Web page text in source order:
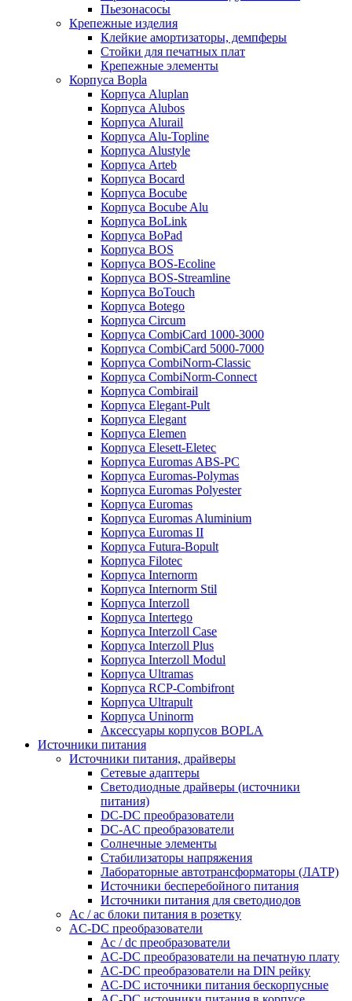
Пьезонасосы
Крепежные изделия
Клейкие амортизаторы, демпферы
Стойки для печатных плат
Крепежные элементы
Корпуса Bopla
Корпуса Aluplan
Корпуса Alubos
Корпуса Alurail
Корпуса Alu-Topline
Корпуса Alustyle
Корпуса Arteb
Корпуса Bocard
Корпуса Bocube
Корпуса Bocube Alu
Корпуса BoLink
Корпуса BoPad
Корпуса BOS
Корпуса BOS-Ecoline
Корпуса BOS-Streamline
Корпуса BoTouch
Корпуса Botego
Корпуса Circum
Корпуса CombiCard 1000-3000
Корпуса CombiCard 5000-7000
Корпуса CombiNorm-Classic
Корпуса CombiNorm-Connect
Корпуса Combirail
Корпуса Elegant-Pult
Корпуса Elegant
Корпуса Elemen
Корпуса Elesett-Eletec
Корпуса Euromas ABS-PC
Корпуса Euromas-Polymas
Корпуса Euromas Polyester
Корпуса Euromas
Корпуса Euromas Aluminium
Корпуса Euromas II
Корпуса Futura-Bopult
Корпуса Filotec
Корпуса Internorm
Корпуса Internorm Stil
Корпуса Interzoll
Корпуса Intertego
Корпуса Interzoll Case
Корпуса Interzoll Plus
Корпуса Interzoll Modul
Корпуса Ultramas
Корпуса RCP-Combifront
Корпуса Ultrapult
Корпуса Uninorm
Аксессуары корпусов BOPLA
Источники питания
Источники питания, драйверы
Сетевые адаптеры
Светодиодные драйверы (источники
питания)
DC-DC преобразователи
DC-AC преобразователи
Солнечные элементы
Стабилизаторы напряжения
Лабораторные автотрансформаторы (ЛАТР)
Источники бесперебойного питания
Источники питания для светодиодов
Ac / ac блоки питания в розетку
AC-DC преобразователи
Ac / dc преобразователи
AC-DC преобразователи на печатную плату
AC-DC преобразователи на DIN рейку
AC-DC источники питания бескорпусные